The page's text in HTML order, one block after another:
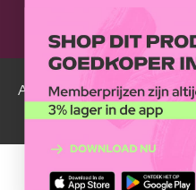
Alle Luxplus ledenprijzen
met de